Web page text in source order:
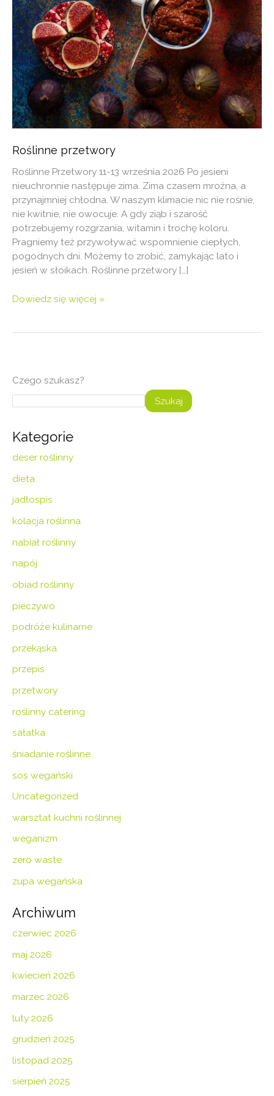
Roślinne przetwory
Roślinne Przetwory 11-13 września 2026 Po jesieni
nieuchronnie następuje zima. Zima czasem mroźna, a
przynajmniej chłodna. W naszym klimacie nic nie rośnie,
nie kwitnie, nie owocuje. A gdy ziąb i szarość
potrzebujemy rozgrzania, witamin i trochę koloru.
Pragniemy też przywoływać wspomnienie ciepłych,
pogodnych dni. Możemy to zrobić, zamykając lato i
jesień w słoikach. Roślinne przetwory […]
Dowiedz się więcej »
Czego szukasz?
Szukaj
Kategorie
deser roślinny
dieta
jadłospis
kolacja roślinna
nabiał roślinny
napój
obiad roślinny
pieczywo
podróże kulinarne
przekąska
przepis
przetwory
roślinny catering
sałatka
śniadanie roślinne
sos wegański
Uncategorized
warsztat kuchni roślinnej
weganizm
zero waste
zupa wegańska
Archiwum
czerwiec 2026
maj 2026
kwiecień 2026
marzec 2026
luty 2026
grudzień 2025
listopad 2025
sierpień 2025